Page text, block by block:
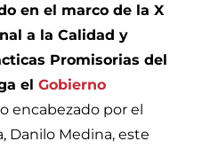
en el marco de la X
a la Calidad y
Promisorias del
el Gobierno
encabezado por el
Danilo Medina, este